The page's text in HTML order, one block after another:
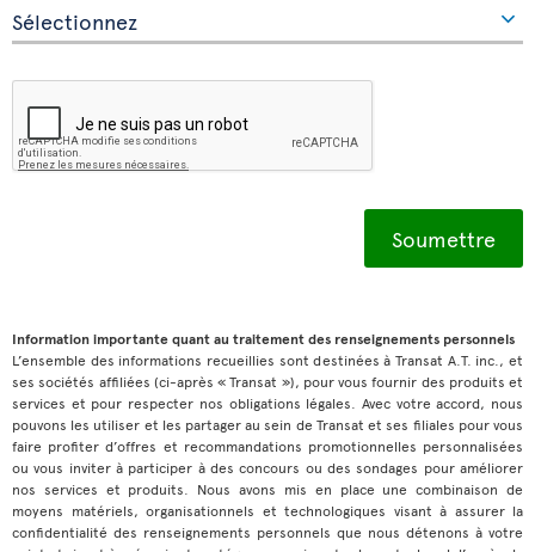
Information importante quant au traitement des renseignements personnels
L’ensemble des informations recueillies sont destinées à Transat A.T. inc., et
ses sociétés affiliées (ci-après « Transat »), pour vous fournir des produits et
services et pour respecter nos obligations légales. Avec votre accord, nous
pouvons les utiliser et les partager au sein de Transat et ses filiales pour vous
faire profiter d’offres et recommandations promotionnelles personnalisées
ou vous inviter à participer à des concours ou des sondages pour améliorer
nos services et produits. Nous avons mis en place une combinaison de
moyens matériels, organisationnels et technologiques visant à assurer la
confidentialité des renseignements personnels que nous détenons à votre